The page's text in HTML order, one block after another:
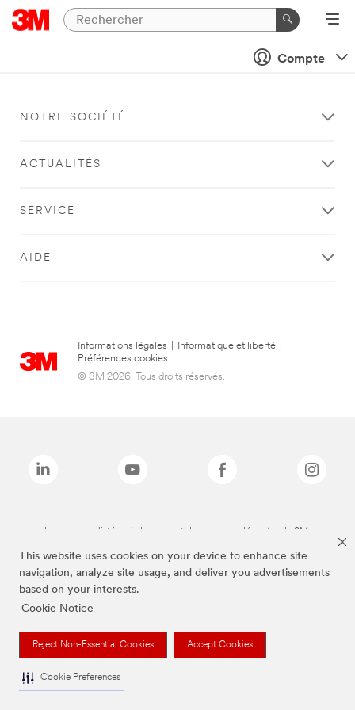
This website uses cookies on your device to enhance site
navigation, analyze site usage, and deliver you advertisements
based on your interests.
Cookie Notice
Reject Non-Essential Cookies Accept Cookies
Cookie Preferences
Compte
NOTRE SOCIÉTÉ
ACTUALITÉS
SERVICE
AIDE
Informations légales Informatique et liberté
Préférences cookies
© 3M 2026. Tous droits réservés.
Les marques listées ci-dessus sont des marques déposées de 3M.